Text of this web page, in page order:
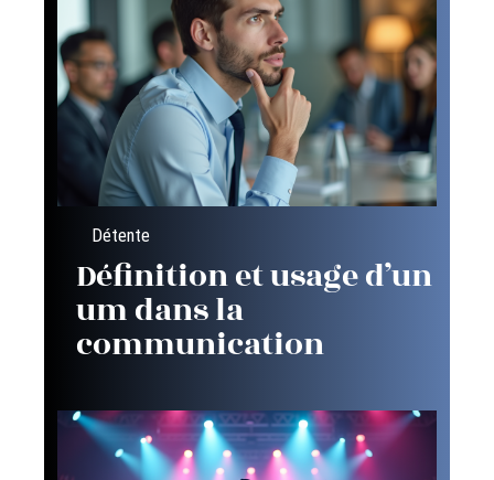
Détente
Définition et usage d’un
um dans la
communication